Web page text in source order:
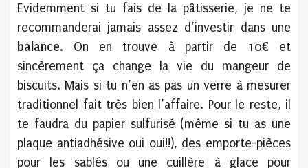
Evidemment si tu fais de la pâtisserie, je ne te
recommanderai jamais assez d’investir dans une
balance. On en trouve à partir de 10€ et
sincèrement ça change la vie du mangeur de
biscuits. Mais si tu n’en as pas un verre à mesurer
traditionnel fait très bien l’affaire. Pour le reste, il
te faudra du papier sulfurisé (même si tu as une
plaque antiadhésive oui oui!!), des emporte-pièces
pour les sablés ou une cuillère à glace pour